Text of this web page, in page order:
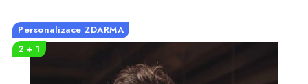
PRO PÁRY
VLASTNÍ MOTIV
Personalizace ZDARMA
2 + 1